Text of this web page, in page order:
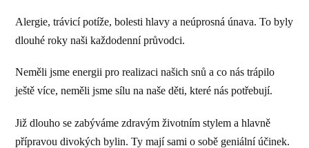
Alergie, trávicí potíže, bolesti hlavy a neúprosná únava. To byly
dlouhé roky naši každodenní průvodci.
Neměli jsme energii pro realizaci našich snů a co nás trápilo
ještě více, neměli jsme sílu na naše děti, které nás potřebují.
Již dlouho se zabýváme zdravým životním stylem a hlavně
přípravou divokých bylin. Ty mají sami o sobě geniální účinek.